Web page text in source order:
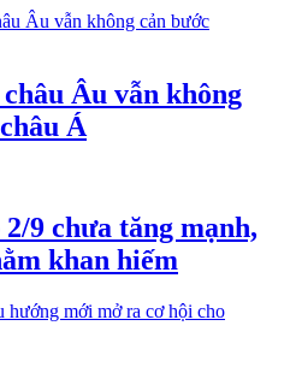
Âu vẫn không
Á
9 chưa tăng mạnh,
khan hiếm